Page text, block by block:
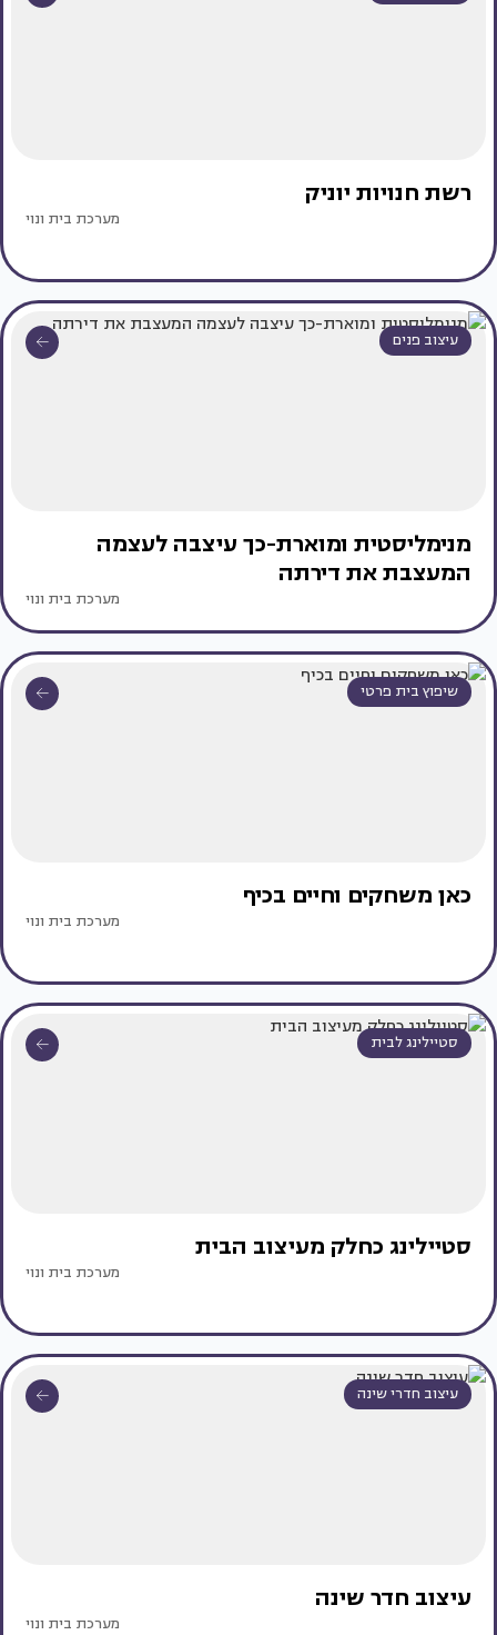
רשת חנויות יוניק
מערכת בית ונוי
עיצוב פנים
מנימליסטית ומוארת-כך עיצבה לעצמה
המעצבת את דירתה
מערכת בית ונוי
שיפוץ בית פרטי
כאן משחקים וחיים בכיף
מערכת בית ונוי
סטיילינג לבית
סטיילינג כחלק מעיצוב הבית
מערכת בית ונוי
עיצוב חדרי שינה
עיצוב חדר שינה
מערכת בית ונוי